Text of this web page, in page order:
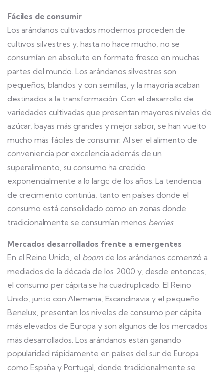
Fáciles de consumir
Los arándanos cultivados modernos proceden de
cultivos silvestres y, hasta no hace mucho, no se
consumían en absoluto en formato fresco en muchas
partes del mundo. Los arándanos silvestres son
pequeños, blandos y con semillas, y la mayoría acaban
destinados a la transformación. Con el desarrollo de
variedades cultivadas que presentan mayores niveles de
azúcar, bayas más grandes y mejor sabor, se han vuelto
mucho más fáciles de consumir. Al ser el alimento de
conveniencia por excelencia además de un
superalimento, su consumo ha crecido
exponencialmente a lo largo de los años. La tendencia
de crecimiento continúa, tanto en países donde el
consumo está consolidado como en zonas donde
tradicionalmente se consumían menos berries.
Mercados desarrollados frente a emergentes
En el Reino Unido, el boom de los arándanos comenzó a
mediados de la década de los 2000 y, desde entonces,
el consumo per cápita se ha cuadruplicado. El Reino
Unido, junto con Alemania, Escandinavia y el pequeño
Benelux, presentan los niveles de consumo per cápita
más elevados de Europa y son algunos de los mercados
más desarrollados. Los arándanos están ganando
popularidad rápidamente en países del sur de Europa
como España y Portugal, donde tradicionalmente se